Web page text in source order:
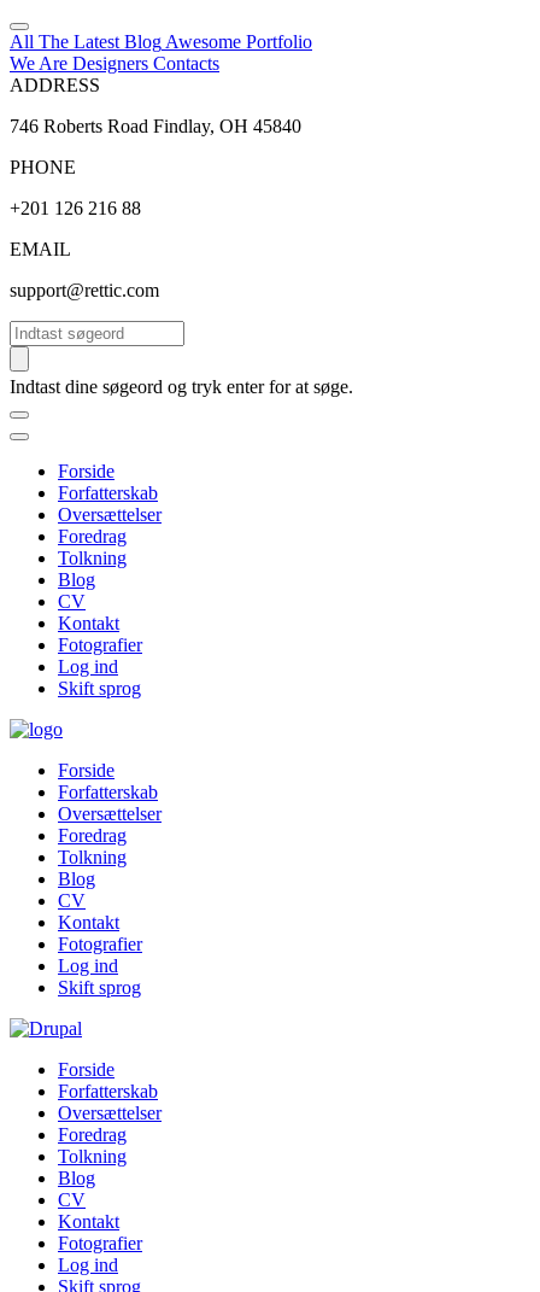
All The Latest Blog Awesome Portfolio
We Are Designers Contacts
ADDRESS
746 Roberts Road Findlay, OH 45840
PHONE
+201 126 216 88
EMAIL
support@rettic.com
Søg
Indtast dine søgeord og tryk enter for at søge.
Forside
Forfatterskab
Oversættelser
Foredrag
Tolkning
Blog
CV
Kontakt
Fotografier
Log ind
Skift sprog
Forside
Forfatterskab
Oversættelser
Foredrag
Tolkning
Blog
CV
Kontakt
Fotografier
Log ind
Skift sprog
Forside
Forfatterskab
Oversættelser
Foredrag
Tolkning
Blog
CV
Kontakt
Fotografier
Log ind
Skift sprog